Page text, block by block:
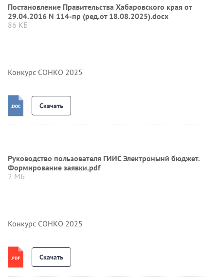
Постановление Правительства Хабаровского края от
29.04.2016 N 114-пр (ред.от 18.08.2025).docx
86 КБ
Конкурс СОНКО 2025
Скачать
Руководство пользователя ГИИС Электронынй бюджет.
Формирование заявки.pdf
2 МБ
Конкурс СОНКО 2025
Скачать